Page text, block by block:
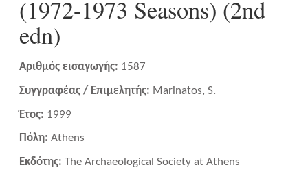
(1972-1973 Seasons) (2nd
edn)
Αριθμός εισαγωγής: 1587
Συγγραφέας / Επιμελητής: Marinatos, S.
Έτος: 1999
Πόλη: Athens
Εκδότης: The Archaeological Society at Athens